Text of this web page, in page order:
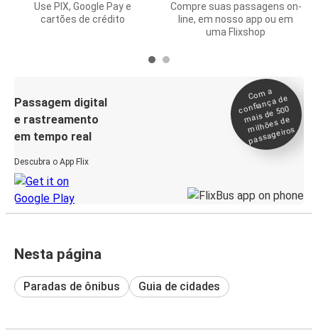
Use PIX, Google Pay e
cartões de crédito
Compre suas passagens on-
line, em nosso app ou em
uma Flixshop
Passagem digital
e rastreamento
em tempo real
Descubra o App Flix
Co
m a
confiança de
mais de 500
milhões de
passageiros
Nesta página
Paradas de ônibus Guia de cidades